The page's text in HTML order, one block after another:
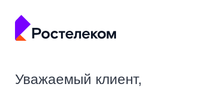
Уважаемый клиент,